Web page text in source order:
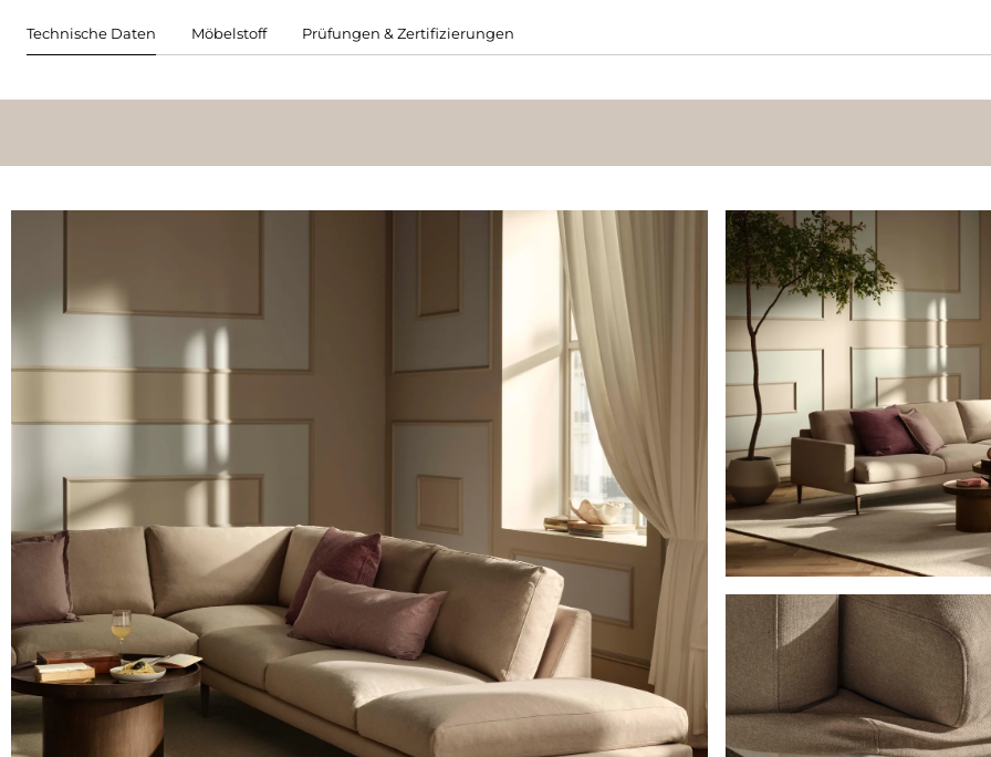
Technische Daten Möbelstoff Prüfungen & Zertifizierungen